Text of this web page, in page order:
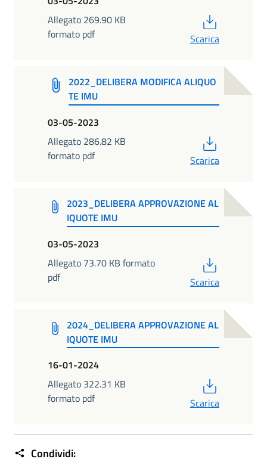
Allegato 269.90 KB
formato pdf
Scarica
2022_DELIBERA MODIFICA ALIQUO
TE IMU
03-05-2023
Allegato 286.82 KB
formato pdf
Scarica
2023_DELIBERA APPROVAZIONE AL
IQUOTE IMU
03-05-2023
Allegato 73.70 KB formato
pdf
Scarica
2024_DELIBERA APPROVAZIONE AL
IQUOTE IMU
16-01-2024
Allegato 322.31 KB
formato pdf
Scarica
Condividi: